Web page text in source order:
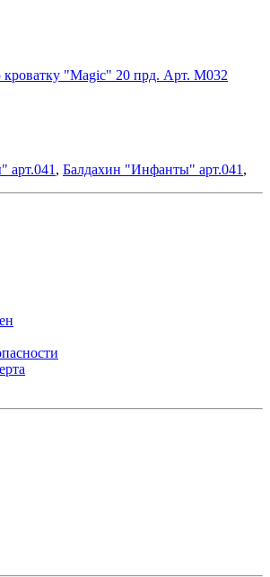
"Magic" 20 прд. Арт. M032
арт.041 , Балдахин "Инфанты" арт.041 ,